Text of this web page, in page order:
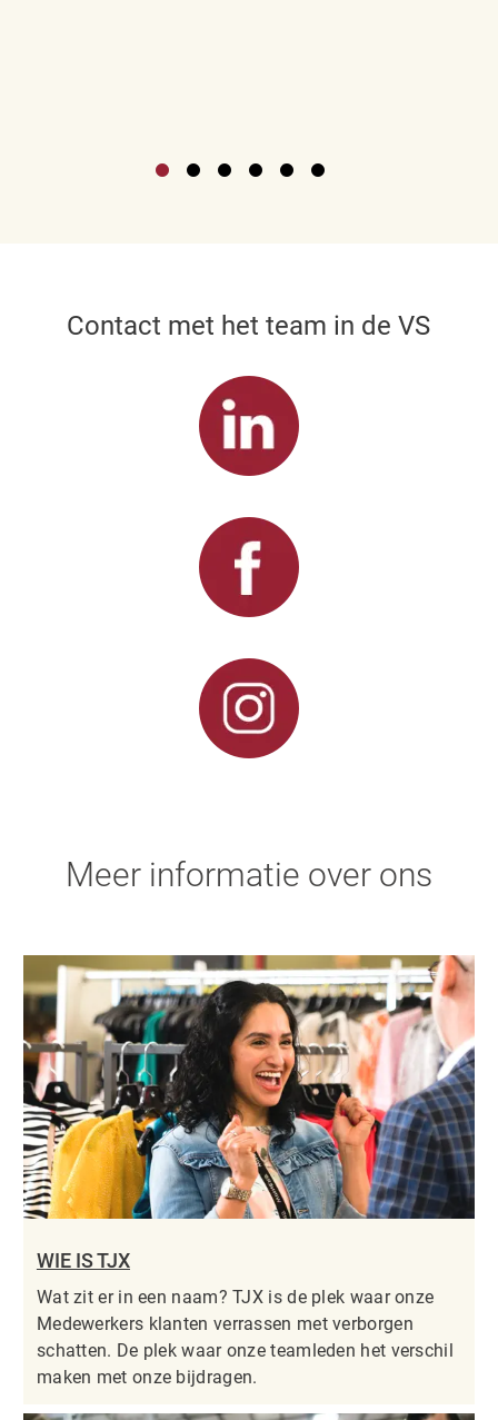
Contact met het team in de VS
Meer informatie over ons
WIE IS TJX
Wat zit er in een naam? TJX is de plek waar onze
Medewerkers klanten verrassen met verborgen
schatten. De plek waar onze teamleden het verschil
maken met onze bijdragen.